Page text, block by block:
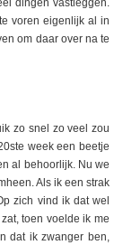
dingen vastleggen.
voren eigenlijk al in
om daar over na te
zo snel zo veel zou
week een beetje
al behoorlijk. Nu we
Als ik een strak
zich vind ik dat wel
toen voelde ik me
dat ik zwanger ben,